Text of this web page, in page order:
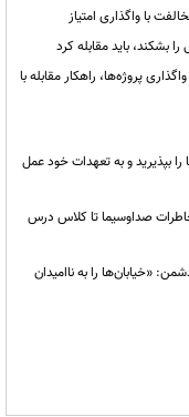
با واگذاری امتیاز
بشکند، باید مقابله کرد
پروژه‌ها، راهکار مقابله با
بپذیرید و به تعهدات خود عمل
صداوسیما تا کلاس درس
«خیابان‌ها را به ناامیدان